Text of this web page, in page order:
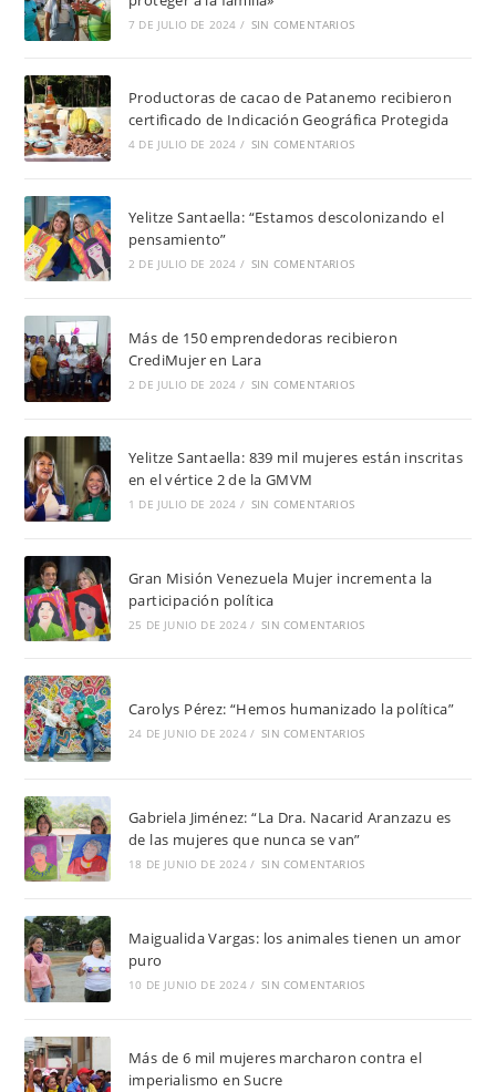
7 DE JULIO DE 2024 / SIN COMENTARIOS
Productoras de cacao de Patanemo recibieron
certificado de Indicación Geográfica Protegida
4 DE JULIO DE 2024 / SIN COMENTARIOS
Yelitze Santaella: “Estamos descolonizando el
pensamiento”
2 DE JULIO DE 2024 / SIN COMENTARIOS
Más de 150 emprendedoras recibieron
CrediMujer en Lara
2 DE JULIO DE 2024 / SIN COMENTARIOS
Yelitze Santaella: 839 mil mujeres están inscritas
en el vértice 2 de la GMVM
1 DE JULIO DE 2024 / SIN COMENTARIOS
Gran Misión Venezuela Mujer incrementa la
participación política
25 DE JUNIO DE 2024 / SIN COMENTARIOS
Carolys Pérez: “Hemos humanizado la política”
24 DE JUNIO DE 2024 / SIN COMENTARIOS
Gabriela Jiménez: “La Dra. Nacarid Aranzazu es
de las mujeres que nunca se van”
18 DE JUNIO DE 2024 / SIN COMENTARIOS
Maigualida Vargas: los animales tienen un amor
puro
10 DE JUNIO DE 2024 / SIN COMENTARIOS
Más de 6 mil mujeres marcharon contra el
imperialismo en Sucre